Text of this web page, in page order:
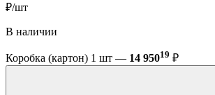
₽/шт
В наличии
Коробка (картон) 1 шт — 14 95019 ₽